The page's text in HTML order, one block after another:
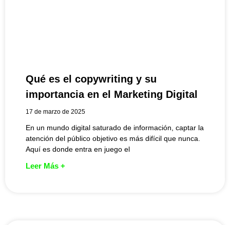
Qué es el copywriting y su
importancia en el Marketing Digital
17 de marzo de 2025
En un mundo digital saturado de información, captar la
atención del público objetivo es más difícil que nunca.
Aquí es donde entra en juego el
Leer Más +